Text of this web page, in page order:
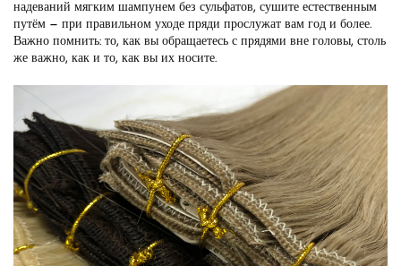
надеваний мягким шампунем без сульфатов, сушите естественным
путём — при правильном уходе пряди прослужат вам год и более.
Важно помнить: то, как вы обращаетесь с прядями вне головы, столь
же важно, как и то, как вы их носите.